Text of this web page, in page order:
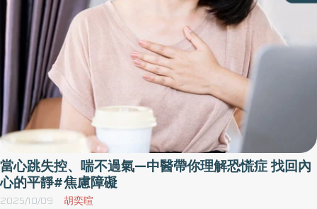
當心跳失控、喘不過氣—中醫帶你理解恐慌症 找回內
心的平靜#焦慮障礙
2025/10/09 胡奕暄